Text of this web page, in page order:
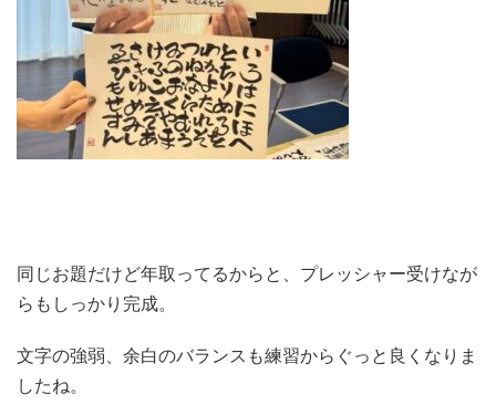
同じお題だけど年取ってるからと、プレッシャー受けなが
らもしっかり完成。
文字の強弱、余白のバランスも練習からぐっと良くなりま
したね。